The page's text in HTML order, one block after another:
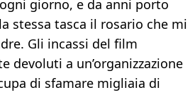
giorno, e da anni porto
stessa tasca il rosario che mi
Gli incassi del film
devoluti a un’organizzazione
di sfamare migliaia di